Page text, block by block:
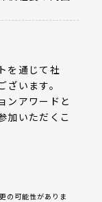
を通じて社
います。
ンアワードと
加いただくこ
の可能性がありま